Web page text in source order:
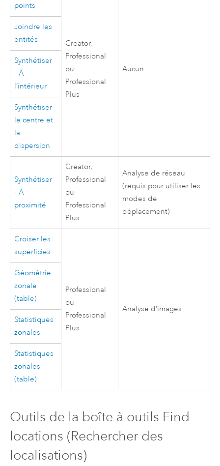
points
Creator,
Professional
ou
Professional
Plus
Aucun
Joindre les
entités
Synthétiser
- À
l’intérieur
Synthétiser
le centre et
la
dispersion
Synthétiser
- A
proximité
Creator,
Professional
ou
Professional
Plus
Analyse de réseau
(requis pour utiliser les
modes de
déplacement)
Croiser les
superficies
Professional
ou
Professional
Plus
Analyse d’images
Géométrie
zonale
(table)
Statistiques
zonales
Statistiques
zonales
(table)
Outils de la boîte à outils Find
locations (Rechercher des
localisations)